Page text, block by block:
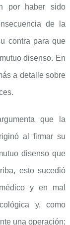
por haber sido
de la
contra para que
disenso. En
a detalle sobre
que la
al firmar su
disenso que
esto sucedió
y en mal
y, como
una operación;